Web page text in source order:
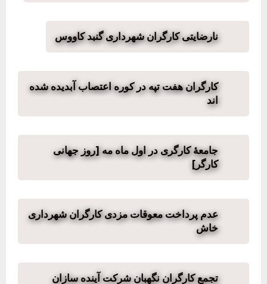
نارضایتی کارگران شهرداری گنبد کاووس
کارگران هفت تپه در کوره اعتصاب آبدیده شده
اند
جامعهٔ کارگری در اول ماه مه [روز جهانی
کارگر]
عدم پرداخت معوقات مزدی کارگران شهرداری
خاش
تجمع کارگران نگهبان شرکت آینده سازان